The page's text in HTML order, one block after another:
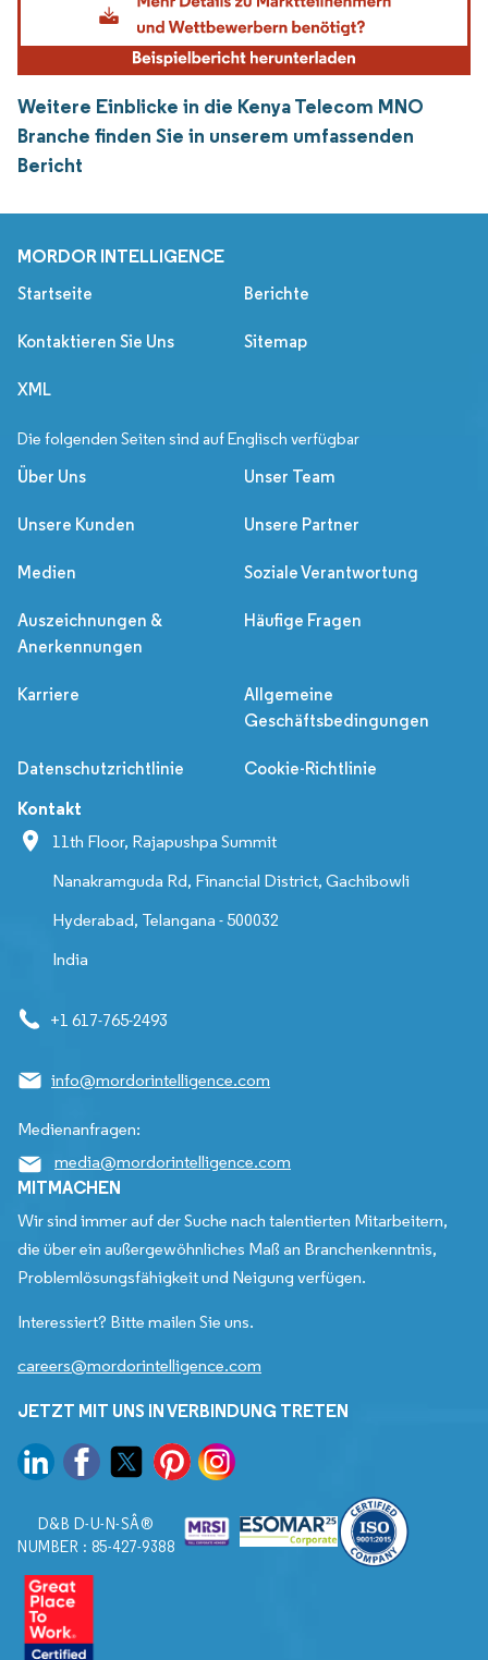
Weitere Einblicke in die Kenya Telecom MNO
Branche finden Sie in unserem umfassenden
Bericht
MORDOR INTELLIGENCE
Startseite Berichte
Kontaktieren Sie Uns Sitemap
XML
Die folgenden Seiten sind auf Englisch verfügbar
Über Uns Unser Team
Unsere Kunden Unsere Partner
Medien Soziale Verantwortung
Auszeichnungen &
Anerkennungen
Häufige Fragen
Karriere
Allgemeine
Geschäftsbedingungen
Datenschutzrichtlinie Cookie-Richtlinie
Kontakt
11th Floor, Rajapushpa Summit
Nanakramguda Rd, Financial District, Gachibowli
Hyderabad, Telangana - 500032
India
+1 617-765-2493
info@mordorintelligence.com
Medienanfragen:
media@mordorintelligence.com
MITMACHEN
Wir sind immer auf der Suche nach talentierten Mitarbeitern,
die über ein außergewöhnliches Maß an Branchenkenntnis,
Problemlösungsfähigkeit und Neigung verfügen.
Interessiert? Bitte mailen Sie uns.
careers@mordorintelligence.com
JETZT MIT UNS IN VERBINDUNG TRETEN
D&B D-U-N-SÂ®
NUMBER : 85-427-9388